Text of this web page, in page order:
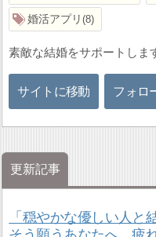
婚活アプリ 8
素敵な結婚をサポートしま
サイトに移動 フォロ
更新記事
「穏やかな優しい人と